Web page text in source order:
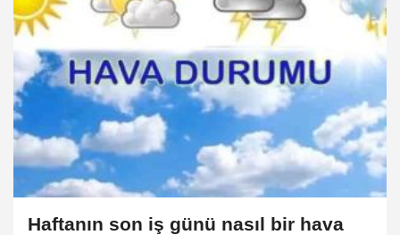
Haftanın son iş günü nasıl bir hava